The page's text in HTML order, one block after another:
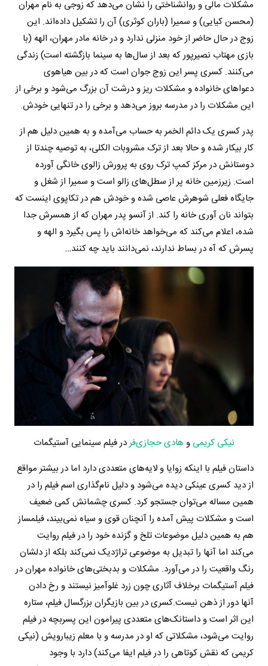
مشکلات مالی و روانشناختی را نشان می‌دهد که زوجی به نام مهران
(محسن کیایی) و سمیرا (باران کوثری) آن را تشکیل داده‌اند. این
زوج در حال حاضر از خود منزلی ندارد و در خانه مادر مهران، الهه (با
بازی مهتاب نصیرپور که بعد از سال‌ها به سینما بازگشته است) زندگی
می‌کنند. کسری پسر این زوج جوان است که در بین هیاهوی
دعواهای خانواده و مشکلات ریز و درشت آن بزرگ می‌شود و برخی از
این مشکلات را در مدرسه بروز می‌دهد و برخی را در تنهایی خودش.
پدر کسری یک دائم الخمر به حساب می‌آمده و به همین دلیل هم از
کار بیکار شده و حالا بعد از ترک مشروبات الکلی، به توصیه چندتا از
دوستانش در مرکز کمپ ترک روی به پرورش زالوی خانگی آورده
است. زیرزمین خانه پر از سطل‌های زالو است و سمیرا از شغل و
جایگاه فعلی شوهرش عاصی شده و خودش هم در تکاپوی اینست که
بتواند نان آوری خانه را کند. از آنسو پدر مهران که از همسرش جدا
شده، اعلام می‌کند که می‌خواهد خانه‌اش را پس بگیرد و الهه و
پسرش که آه در بساط ندارند، نمی‌دانند باید چه کنند…
نیکی کریمی و هادی حجازی‌فردر فیلم سینمایی آستیگمات
داستان فیلم با اینکه زوایا و لایه‌های متعددی دارد اما در بیشتر مواقع
از دید کسری عینکی دیده می‌شود و دلیل نام‌گذاری اسم فیلم را در
همین مساله می‌توان جستجو کرد. کسری چشمانش کمی ضعیف
است و مشکلات پیش آمده را آنچنان قوی و سیاه نمی‌بیند، فیلمساز
هم به همین دلیل موضوعات تلخ و گزنده خود را در فیلم روایت
می‌کند اما آنها را تبدیل به موضوعی تراژدیک نمی‌کند بلکه از دلشان
رنگ واقعیت را در می‌آورد. مشکلات و بدبختی‌های خانواده مهران در
فیلم آستیگمات برخلاف آثاری چون زرد غلوآمیز نیستند و رخ دادن
آنها دور از ذهن نیست.کسری در بین بازیگران بزرگسال فیلم، ستاره
این اثر است و داستانک‌های متعددی پیرامون این پسربچه در فیلم
روایت می‌شود، مشکلاتی که او در مدرسه و با معلم زیبارویش (نیکی
کریمی که نقش کوتاهی را در فیلم ایفا می‌کند) دارد با وجود